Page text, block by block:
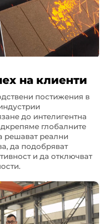
на клиенти
постижения в
до интелигентна
глобалните
решават реални
да подобряват
и да отключват